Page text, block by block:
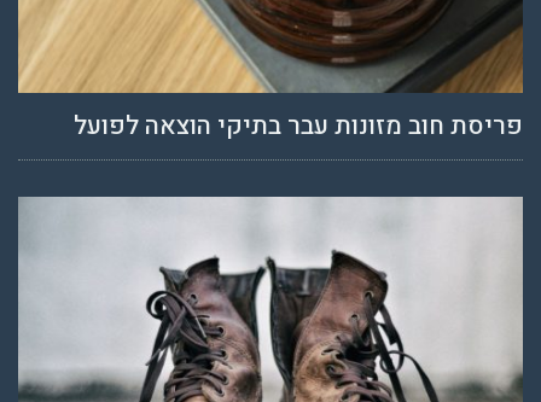
פריסת חוב מזונות עבר בתיקי הוצאה לפועל